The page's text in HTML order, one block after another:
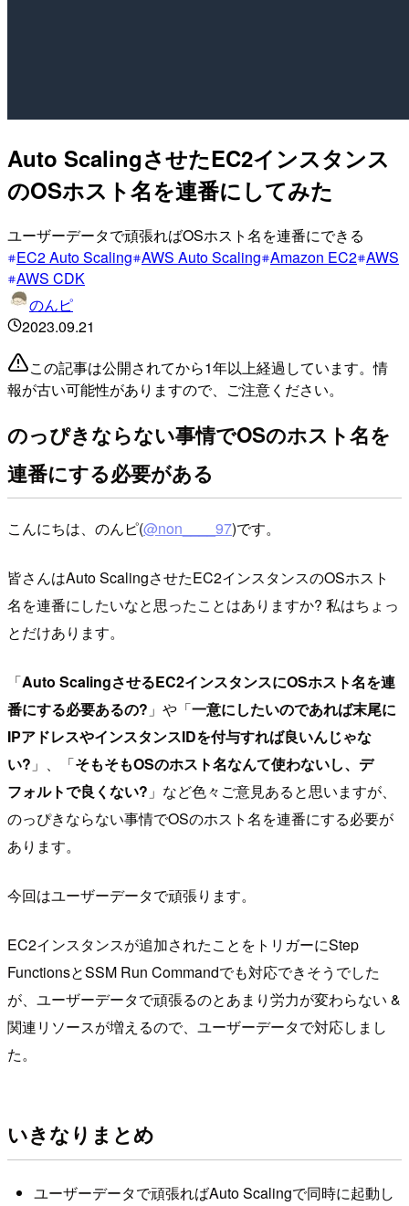
Auto ScalingさせたEC2インスタンス
のOSホスト名を連番にしてみた
ユーザーデータで頑張ればOSホスト名を連番にできる
EC2 Auto Scaling AWS Auto Scaling Amazon EC2 AWS
AWS CDK
のんピ
2023.09.21
この記事は公開されてから1年以上経過しています。情
報が古い可能性がありますので、ご注意ください。
のっぴきならない事情でOSのホスト名を
連番にする必要がある
こんにちは、のんピ(@non____97)です。
皆さんはAuto ScalingさせたEC2インスタンスのOSホスト
名を連番にしたいなと思ったことはありますか? 私はちょっ
とだけあります。
「Auto ScalingさせるEC2インスタンスにOSホスト名を連
番にする必要あるの? 」や「一意にしたいのであれば末尾に
IPアドレスやインスタンスIDを付与すれば良いんじゃな
い? 」、「そもそもOSのホスト名なんて使わないし、デ
フォルトで良くない? 」など色々ご意見あると思いますが、
のっぴきならない事情でOSのホスト名を連番にする必要が
あります。
今回はユーザーデータで頑張ります。
EC2インスタンスが追加されたことをトリガーにStep
FunctionsとSSM Run Commandでも対応できそうでした
が、ユーザーデータで頑張るのとあまり労力が変わらない &
関連リソースが増えるので、ユーザーデータで対応しまし
た。
いきなりまとめ
ユーザーデータで頑張ればAuto Scalingで同時に起動し